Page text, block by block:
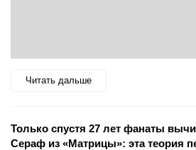
Читать дальше
Только спустя 27 лет фанаты
Сераф из «Матрицы»: эта теория